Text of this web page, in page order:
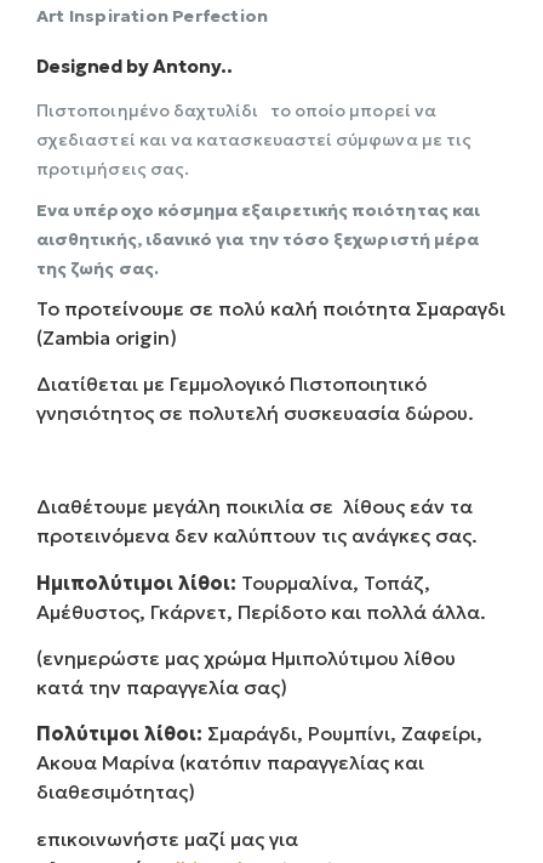
Αrt Inspiration Perfection
Designed by Antony..
Πιστοποιημένο δαχτυλίδι το οποίο μπορεί να
σχεδιαστεί και να κατασκευαστεί σύμφωνα με τις
προτιμήσεις σας.
Ενα υπέροχο κόσμημα εξαιρετικής ποιότητας και
αισθητικής, ιδανικό για την τόσο ξεχωριστή μέρα
της ζωής σας.
Το προτείνουμε σε πολύ καλή ποιότητα Σμαραγδι
(Zambia origin)
Διατίθεται με Γεμμολογικό Πιστοποιητικό
γνησιότητος σε πολυτελή συσκευασία δώρου.
Διαθέτουμε μεγάλη ποικιλία σε λίθους εάν τα
προτεινόμενα δεν καλύπτουν τις ανάγκες σας.
Ημιπολύτιμοι λίθοι: Τουρμαλίνα, Τοπάζ,
Αμέθυστος, Γκάρνετ, Περίδοτο και πολλά άλλα.
(ενημερώστε μας χρώμα Ημιπολύτιμου λίθου
κατά την παραγγελία σας)
Πολύτιμοι λίθοι: Σμαράγδι, Ρουμπίνι, Ζαφείρι,
Ακουα Μαρίνα (κατόπιν παραγγελίας και
διαθεσιμότητας)
επικοινωνήστε μαζί μας για